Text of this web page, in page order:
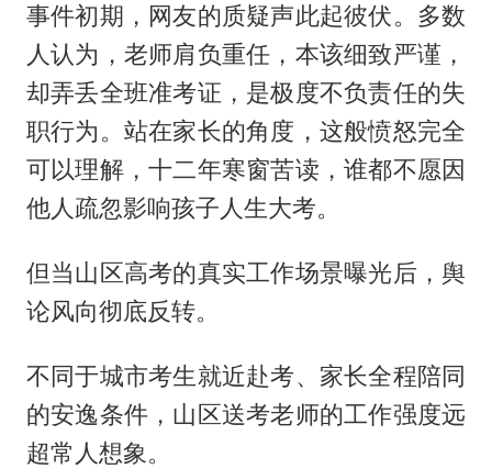
事件初期，网友的质疑声此起彼伏。多数
人认为，老师肩负重任，本该细致严谨，
却弄丢全班准考证，是极度不负责任的失
职行为。站在家长的角度，这般愤怒完全
可以理解，十二年寒窗苦读，谁都不愿因
他人疏忽影响孩子人生大考。
但当山区高考的真实工作场景曝光后，舆
论风向彻底反转。
不同于城市考生就近赴考、家长全程陪同
的安逸条件，山区送考老师的工作强度远
超常人想象。